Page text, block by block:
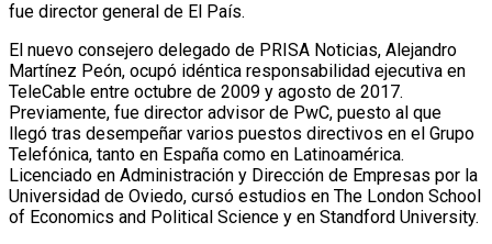
fue director general de El País.
El nuevo consejero delegado de PRISA Noticias, Alejandro
Martínez Peón, ocupó idéntica responsabilidad ejecutiva en
TeleCable entre octubre de 2009 y agosto de 2017.
Previamente, fue director advisor de PwC, puesto al que
llegó tras desempeñar varios puestos directivos en el Grupo
Telefónica, tanto en España como en Latinoamérica.
Licenciado en Administración y Dirección de Empresas por la
Universidad de Oviedo, cursó estudios en The London School
of Economics and Political Science y en Standford University.